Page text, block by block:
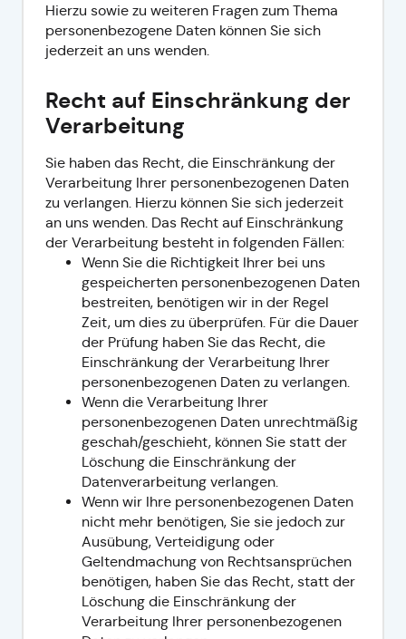
Hierzu sowie zu weiteren Fragen zum Thema
personenbezogene Daten können Sie sich
jederzeit an uns wenden.
Recht auf Einschränkung der
Verarbeitung
Sie haben das Recht, die Einschränkung der
Verarbeitung Ihrer personenbezogenen Daten
zu verlangen. Hierzu können Sie sich jederzeit
an uns wenden. Das Recht auf Einschränkung
der Verarbeitung besteht in folgenden Fällen:
Wenn Sie die Richtigkeit Ihrer bei uns
gespeicherten personenbezogenen Daten
bestreiten, benötigen wir in der Regel
Zeit, um dies zu überprüfen. Für die Dauer
der Prüfung haben Sie das Recht, die
Einschränkung der Verarbeitung Ihrer
personenbezogenen Daten zu verlangen.
Wenn die Verarbeitung Ihrer
personenbezogenen Daten unrechtmäßig
geschah/geschieht, können Sie statt der
Löschung die Einschränkung der
Datenverarbeitung verlangen.
Wenn wir Ihre personenbezogenen Daten
nicht mehr benötigen, Sie sie jedoch zur
Ausübung, Verteidigung oder
Geltendmachung von Rechtsansprüchen
benötigen, haben Sie das Recht, statt der
Löschung die Einschränkung der
Verarbeitung Ihrer personenbezogenen